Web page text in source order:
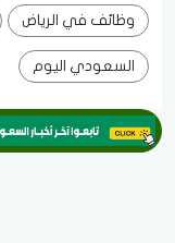
وظائف في الرياض
السعودي اليوم